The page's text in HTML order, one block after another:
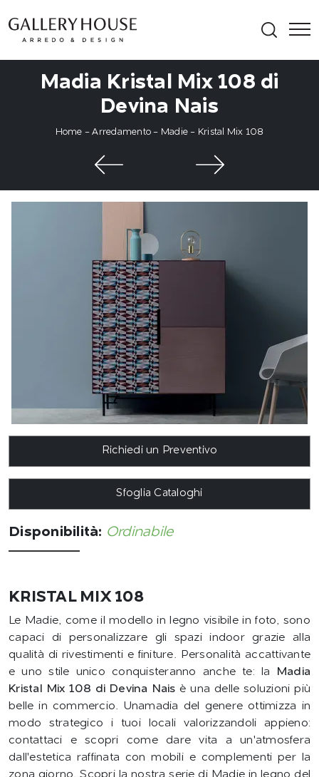
Madia Kristal Mix 108 di
Devina Nais
Home -Arredamento - Madie - Kristal Mix 108
Richiedi un Preventivo
Sfoglia Cataloghi
Disponibilità: Ordinabile
KRISTAL MIX 108
Le Madie, come il modello in legno visibile in foto, sono
capaci di personalizzare gli spazi indoor grazie alla
qualità di rivestimenti e finiture. Personalità accattivante
e uno stile unico conquisteranno anche te: la
Madia
Kristal Mix 108 di Devina Nais è una delle soluzioni più
belle in commercio. Unamadia del genere ottimizza in
modo strategico i tuoi locali valorizzandoli appieno:
contattaci e scopri come dare vita a un'atmosfera
dall'estetica raffinata con mobili e complementi per la